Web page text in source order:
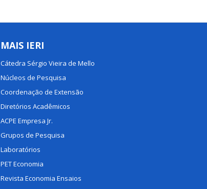
MAIS IERI
Cátedra Sérgio Vieira de Mello
Núcleos de Pesquisa
Coordenação de Extensão
Diretórios Acadêmicos
ACPE Empresa Jr.
Grupos de Pesquisa
Laboratórios
PET Economia
Revista Economia Ensaios